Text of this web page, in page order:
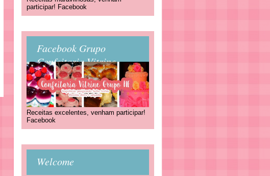
participar! Facebook
Facebook Grupo
Confeitaria Vitrine
Receitas excelentes, venham participar!
Facebook
Welcome